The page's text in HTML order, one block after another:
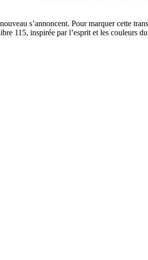
s’annoncent. Pour marquer cette
115, inspirée par l’esprit et les couleurs